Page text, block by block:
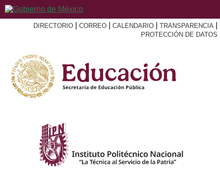
DIRECTORIO CORREO CALENDARIO TRANSPARENCIA
PROTECCIÓN DE DATOS